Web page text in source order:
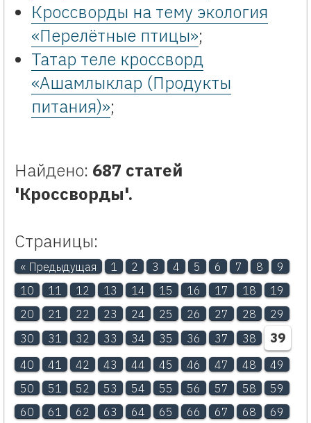
Кроссворды на тему экология
«Перелётные птицы»;
Татар теле кроссворд
«Ашамлыклар (Продукты
питания)»;
Найдено: 687 статей
'Кроссворды'.
Страницы:
« Предыдущая 1 2 3 4 5 6 7 8
9
10
11 12 13 14 15 16 17 18
19
20
21 22 23 24 25 26 27 28
29
30
31 32 33 34 35 36 37 38 39
40 41 42 43 44 45 46 47 48
49
50
51 52 53 54 55 56 57 58
59
60
61 62 63 64 65 66 67 68
69